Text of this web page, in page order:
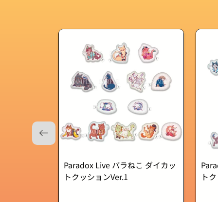
Paradox Live パラねこ ダイカッ
トクッションVer.1
ト